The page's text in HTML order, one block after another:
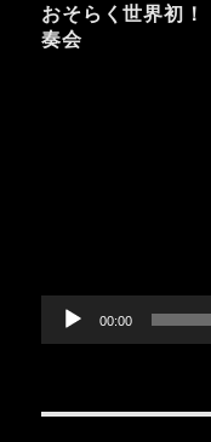
おそらく世界初
奏会
ー
00:00